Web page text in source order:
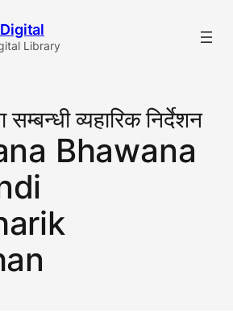
Library
सम्बन्धी व्यहारिक निर्देशन
Bhawana